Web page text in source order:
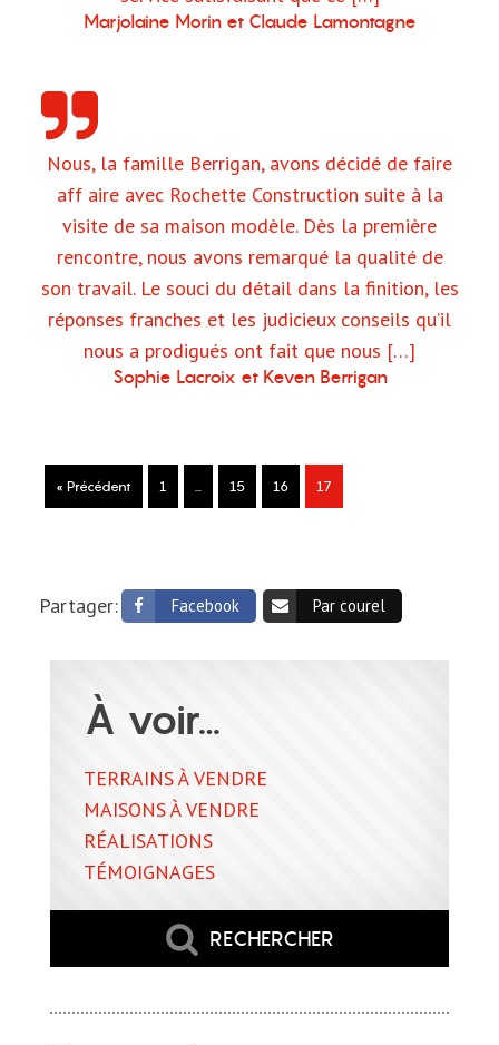
Marjolaine Morin et Claude Lamontagne
Nous, la famille Berrigan, avons décidé de faire
aff aire avec Rochette Construction suite à la
visite de sa maison modèle. Dès la première
rencontre, nous avons remarqué la qualité de
son travail. Le souci du détail dans la finition, les
réponses franches et les judicieux conseils qu’il
nous a prodigués ont fait que nous […]
Sophie Lacroix et Keven Berrigan
« Précédent 1 15 16 17
Partager: Facebook Par courel
À voir…
TERRAINS À VENDRE
MAISONS À VENDRE
RÉALISATIONS
TÉMOIGNAGES
RECHERCHER